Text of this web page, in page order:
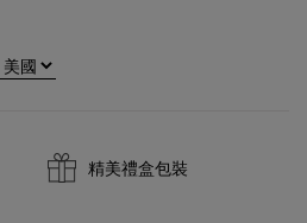
精美禮盒包裝